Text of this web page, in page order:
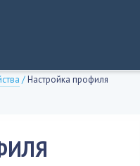
/Настройка профиля